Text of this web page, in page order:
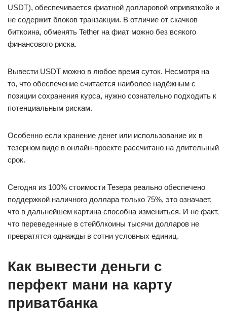
USDT), обеспечивается фиатной долларовой «привязкой» и
не содержит блоков транзакции. В отличие от скачков
биткоина, обменять Tether на фиат можно без всякого
финансового риска.
Вывести USDT можно в любое время суток. Несмотря на
то, что обеспечение считается наиболее надёжным с
позиции сохранения курса, нужно сознательно подходить к
потенциальным рискам.
Особенно если хранение денег или использование их в
тезерном виде в онлайн-проекте рассчитано на длительный
срок.
Сегодня из 100% стоимости Тезера реально обеспечено
поддержкой наличного доллара только 75%, это означает,
что в дальнейшем картина способна измениться. И не факт,
что переведенные в стейблкоины тысячи долларов не
превратятся однажды в сотни условных единиц.
Как вывести деньги с
перфект мани на карту
приватбанка